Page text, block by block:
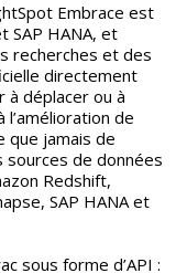
Embrace est
SAP HANA, et
recherches et des
directement
à déplacer ou à
de
que jamais de
de données
Redshift,
SAP HANA et
sous forme d’API :